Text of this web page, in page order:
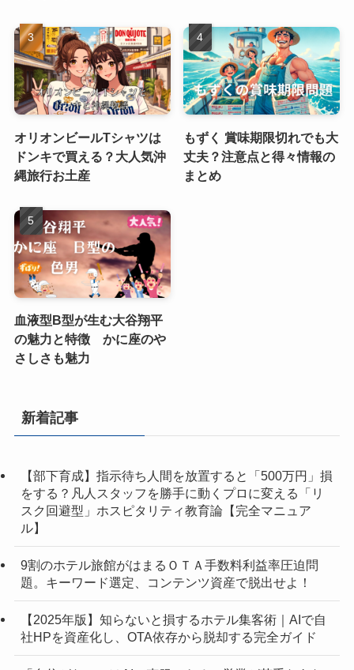
オリオンビールTシャツは
ドンキで買える？大人気沖
縄旅行お土産
もずく 賞味期限切れでも大
丈夫？注意点と得々情報の
まとめ
血液型B型が生む大谷翔平
の魅力と特徴 かに座のや
さしさも魅力
新着記事
【部下育成】指示待ち人間を放置すると「500万円」損
をする？凡人スタッフを勝手に動くプロに変える「リ
スク回避型」ホスピタリティ教育論【完全マニュア
ル】
9割のホテル旅館がはまるＯＴＡ手数料利益率圧迫問
題。キーワード選定、コンテンツ資産で脱出せよ！
【2025年版】知らないと損するホテル集客術｜AIで自
社HPを資産化し、OTA依存から脱却する完全ガイド